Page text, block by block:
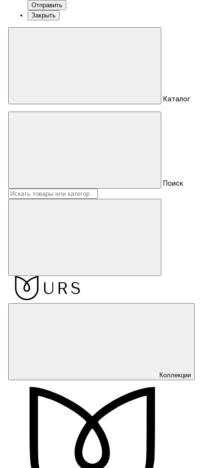
Отправить
Закрыть
Каталог
Поиск
Коллекции